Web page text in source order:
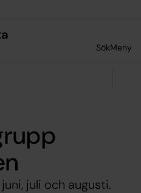
SökMeny
juli och augusti.